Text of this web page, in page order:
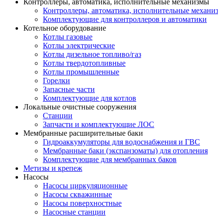
Контроллеры, автоматика, исполнительные механизмы
Контроллеры, автоматика, исполнительные
Комплектующие для контроллеров и автоматики
Котельное оборудование
Котлы газовые
Котлы электрические
Котлы дизельное топливо/газ
Котлы твердотопливные
Котлы промышленные
Горелки
Запасные части
Комплектующие для котлов
Локальные очистные сооружения
Станции
Запчасти и комплектующие ЛОС
Мембранные расширительные баки
Гидроаккумуляторы для водоснабжения и ГВС
Мембранные баки (экспанзоматы) для отопления
Комплектующие для мембранных баков
Метизы и крепеж
Насосы
Насосы циркуляционные
Насосы скважинные
Насосы поверхностные
Насосные станции